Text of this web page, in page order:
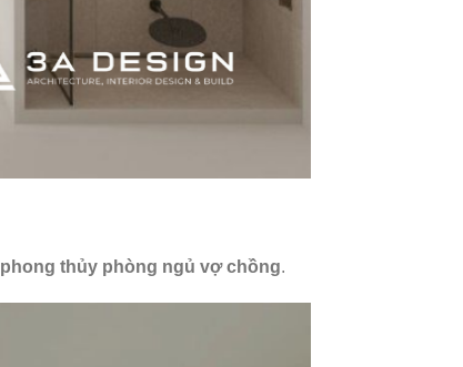
phong thủy phòng ngủ vợ chồng.